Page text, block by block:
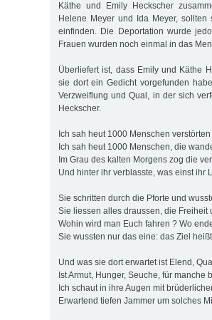
Käthe und Emily Heckscher
Helene Meyer und Ida Meyer,
einfinden. Die Deportation wurde
Frauen wurden noch einmal in das
Überliefert ist, dass Emily und Käthe
sie dort ein Gedicht vorgefunden
Verzweiflung und Qual, in der sich
Heckscher.
Ich sah heut 1000 Menschen
Ich sah heut 1000 Menschen, die
Im Grau des kalten Morgens zog die
Und hinter ihr verblasste, was einst ihr
Sie schritten durch die Pforte und
Sie liessen alles draussen, die Freiheit
Wohin wird man Euch fahren ? Wo
Sie wussten nur das eine: das Ziel
Und was sie dort erwartet ist Elend,
Ist Armut, Hunger, Seuche, für manche
Ich schaut in ihre Augen mit
Erwartend tiefen Jammer um solches